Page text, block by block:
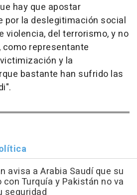
hay que apostar
por la deslegitimación social
violencia, del terrorismo, y no
como representante
y la
bastante han sufrido las
avisa a Arabia Saudí que su
Turquía y Pakistán no va